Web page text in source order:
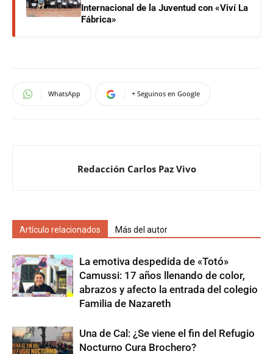
Internacional de la Juventud con «Viví La
Fábrica»
WhatsApp + Seguinos en Google
Redacción Carlos Paz Vivo
Artículo relacionados Más del autor
La emotiva despedida de «Totó»
Camussi: 17 años llenando de color,
abrazos y afecto la entrada del colegio
Familia de Nazareth
Una de Cal: ¿Se viene el fin del Refugio
Nocturno Cura Brochero?